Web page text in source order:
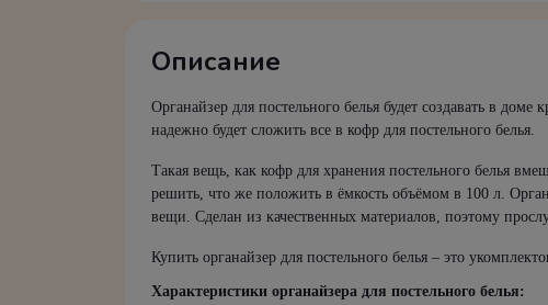
Описание
Органайзер для постельного белья будет создавать в
надежно будет сложить все в кофр для постельного белья.
Такая вещь, как кофр для хранения постельного белья
решить, что же положить в ёмкость объёмом в 100 л.
вещи. Сделан из качественных материалов, поэтому
Купить органайзер для постельного белья – это
Характеристики органайзера для постельного белья: